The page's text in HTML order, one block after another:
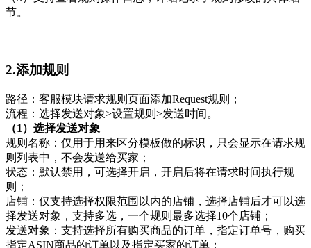
节。
2.添加规则
路径：客服模块请求规则页面添加Request规则；
流程：选择发送对象>设置规则>发送时间。
（1）选择发送对象
规则名称：仅用于用来区分模板做的标识，只会显示在请求规
则列表中，不会发送给买家；
状态：默认禁用，可选择开启，开启后将在请求时间执行规
则；
店铺：仅支持选择权限范围以内的店铺，选择店铺后才可以选
择发送对象，支持多选，一个规则最多选择10个店铺；
发送对象：支持选择所有购买商品的订单，指定订单号，购买
指定ASIN商品的订单以及指定买家的订单；